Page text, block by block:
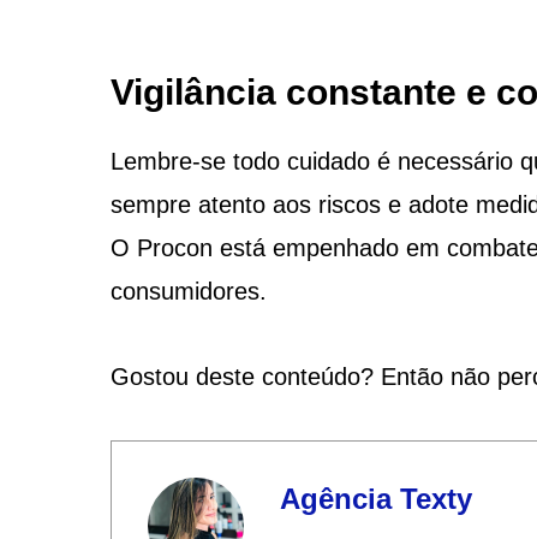
Vigilância constante e
Lembre-se todo cuidado é necessário
sempre atento aos riscos e adote
O Procon está empenhado em
consumidores.
Gostou deste conteúdo? Então não
Agência Texty